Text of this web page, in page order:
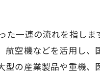
一連の流れを指しま
空機などを活用し、
の産業製品や重機、